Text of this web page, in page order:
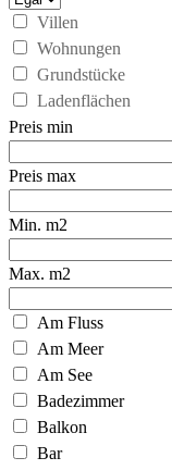
Villen
Wohnungen
Grundstücke
Ladenflächen
Preis min
Preis max
Min. m2
Max. m2
Am Fluss
Am Meer
Am See
Badezimmer
Balkon
Bar